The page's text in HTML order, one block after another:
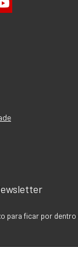
para ficar por